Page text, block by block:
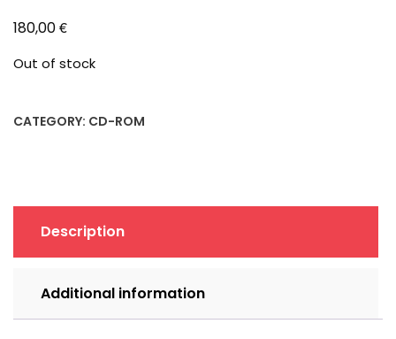
180,00€
Out of stock
CATEGORY: CD-ROM
Description
Additional information